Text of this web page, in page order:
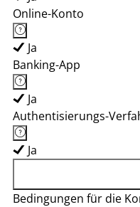
Online-Konto
Ja
Banking-App
Ja
Authentisierungs-
Ja
Bedingungen für die